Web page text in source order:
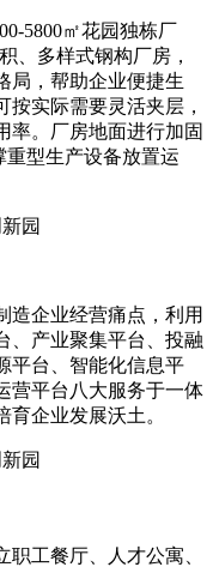
5800㎡花园独栋厂
、多样式钢构厂房，
局，帮助企业便捷生
实际需要灵活夹层，
率。厂房地面进行加固
重型生产设备放置运
造企业经营痛点，利用
、产业聚集平台、投融
平台、智能化信息平
营平台八大服务于一体
企业发展沃土。
工餐厅、人才公寓、